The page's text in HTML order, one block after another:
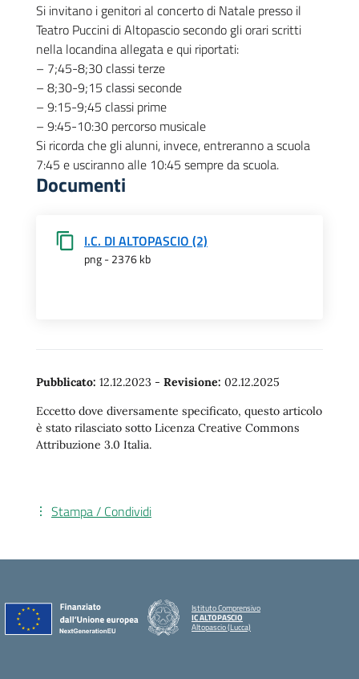
Si invitano i genitori al concerto di Natale presso il
Teatro Puccini di Altopascio secondo gli orari scritti
nella locandina allegata e qui riportati:
– 7;45-8;30 classi terze
– 8;30-9;15 classi seconde
– 9:15-9;45 classi prime
– 9:45-10:30 percorso musicale
Si ricorda che gli alunni, invece, entreranno a scuola
7:45 e usciranno alle 10:45 sempre da scuola.
Documenti
I.C. DI ALTOPASCIO (2)
png - 2376 kb
Pubblicato: 12.12.2023 - Revisione: 02.12.2025
Eccetto dove diversamente specificato, questo articolo
è stato rilasciato sotto Licenza Creative Commons
Attribuzione 3.0 Italia.
Stampa / Condividi
Istituto Comprensivo
IC ALTOPASCIO
Altopascio (Lucca)